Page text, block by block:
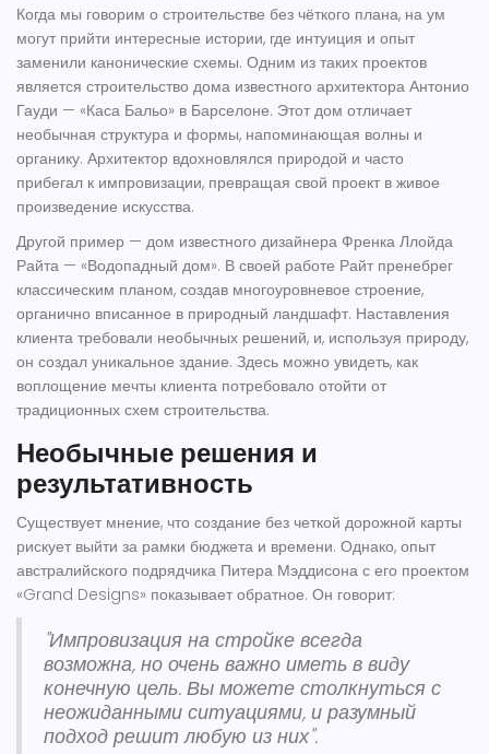
Когда мы говорим о строительстве без чёткого плана, на ум
могут прийти интересные истории, где интуиция и опыт
заменили канонические схемы. Одним из таких проектов
является строительство дома известного архитектора Антонио
Гауди — «Каса Бальо» в Барселоне. Этот дом отличает
необычная структура и формы, напоминающая волны и
органику. Архитектор вдохновлялся природой и часто
прибегал к импровизации, превращая свой проект в живое
произведение искусства.
Другой пример — дом известного дизайнера Френка Ллойда
Райта — «Водопадный дом». В своей работе Райт пренебрег
классическим планом, создав многоуровневое строение,
органично вписанное в природный ландшафт. Наставления
клиента требовали необычных решений, и, используя природу,
он создал уникальное здание. Здесь можно увидеть, как
воплощение мечты клиента потребовало отойти от
традиционных схем строительства.
Необычные решения и
результативность
Существует мнение, что создание без четкой дорожной карты
рискует выйти за рамки бюджета и времени. Однако, опыт
австралийского подрядчика Питера Мэддисона с его проектом
«Grand Designs» показывает обратное. Он говорит:
"Импровизация на стройке всегда
возможна, но очень важно иметь в виду
конечную цель. Вы можете столкнуться с
неожиданными ситуациями, и разумный
подход решит любую из них".